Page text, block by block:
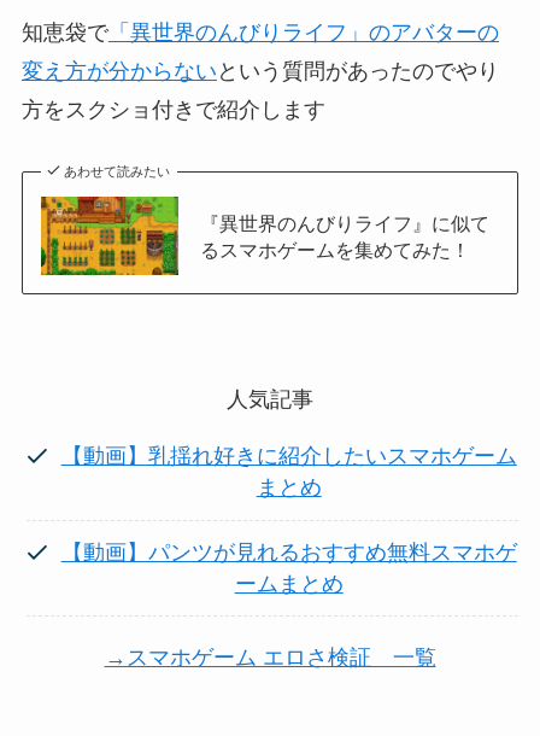
知恵袋で「異世界のんびりライフ」のアバターの
変え方が分からない という質問があったのでやり
方をスクショ付きで紹介します
あわせて読みたい
『異世界のんびりライフ』に似て
るスマホゲームを集めてみた！
人気記事
【動画】乳揺れ好きに紹介したいスマホゲーム
まとめ
【動画】パンツが見れるおすすめ無料スマホゲ
ームまとめ
→スマホゲーム エロさ検証 一覧